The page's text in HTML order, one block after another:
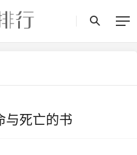
与死亡的书